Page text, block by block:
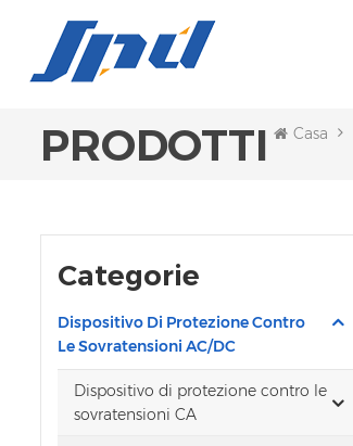
PRODOTTI Casa
Categorie
Dispositivo Di Protezione Contro
Le Sovratensioni AC/DC
Dispositivo di protezione contro le
sovratensioni CA